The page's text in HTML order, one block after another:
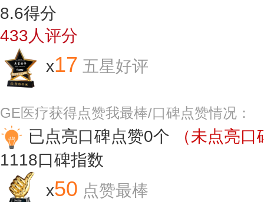
8.6得分
433人评分
x17 五星好评
GE医疗获得点赞我最棒/口碑点赞情况：
已点亮口碑点赞0个
（未点亮
1118口碑指数
x50 点赞最棒